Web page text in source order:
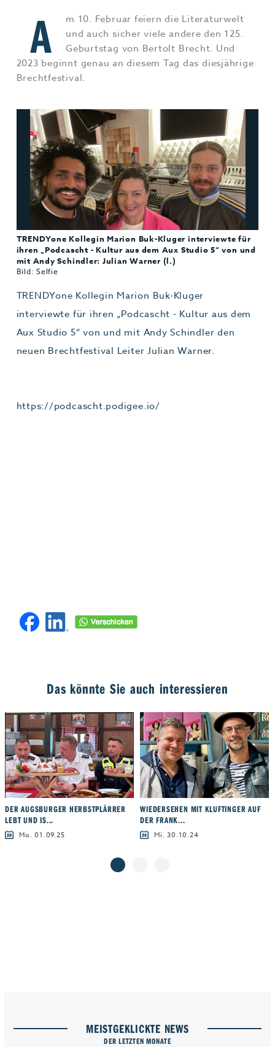
A
m 10. Februar feiern die Literaturwelt
und auch sicher viele andere den 125.
Geburtstag von Bertolt Brecht. Und
2023 beginnt genau an diesem Tag das diesjährige
Brechtfestival.
TRENDYone Kollegin Marion Buk-Kluger interviewte für
ihren „Podcascht - Kultur aus dem Aux Studio 5“ von und
mit Andy Schindler: Julian Warner (l.)
Bild: Selfie
TRENDYone Kollegin Marion Buk-Kluger
interviewte für ihren „Podcascht - Kultur aus dem
Aux Studio 5“ von und mit Andy Schindler den
neuen Brechtfestival Leiter Julian Warner.
https://podcascht.podigee.io/
Das könnte Sie auch interessieren
DER AUGSBURGER HERBSTPLÄRRER
LEBT UND IS...
Mo. 01.09.25
WIEDERSEHEN MIT KLUFTINGER AUF
DER FRANK...
Mi. 30.10.24
MEISTGEKLICKTE NEWS
DER LETZTEN MONATE